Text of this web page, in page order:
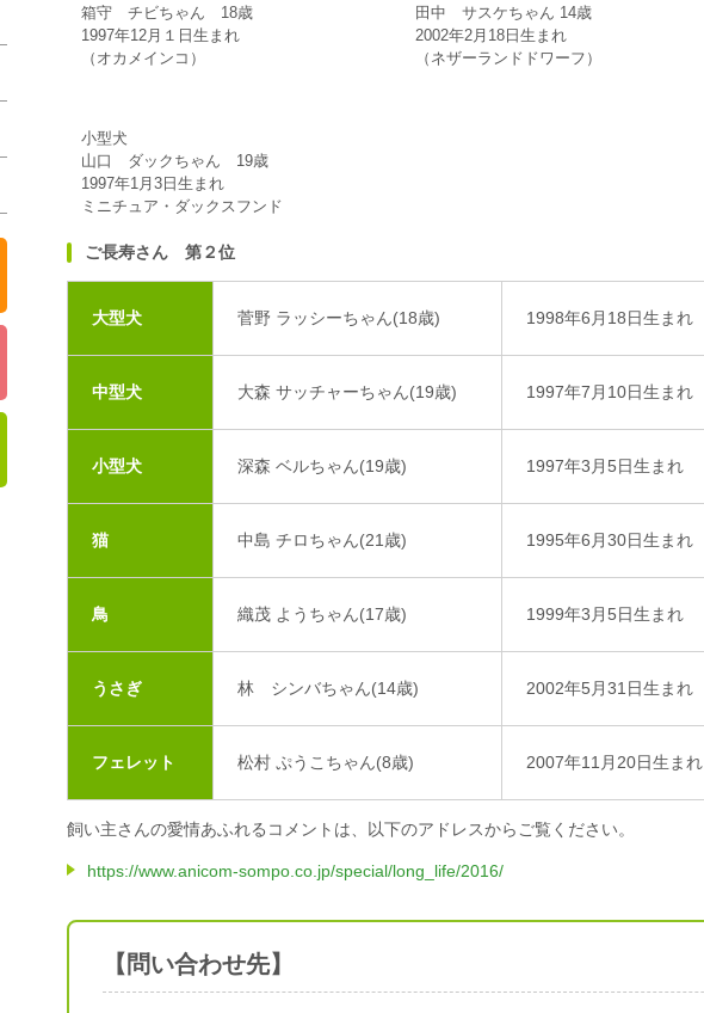
箱守 チビちゃん 18歳
1997年12月１日生まれ
（オカメインコ）
田中 サスケちゃん 14歳
2002年2月18日生まれ
（ネザーランドドワーフ）
小型犬
山口 ダックちゃん 19歳
1997年1月3日生まれ
ミニチュア・ダックスフンド
ご長寿さん 第２位
大型犬 菅野 ラッシーちゃん(18歳) 1998年6月18日生まれ
中型犬 大森 サッチャーちゃん(19歳) 1997年7月10日生まれ
小型犬 深森 ベルちゃん(19歳) 1997年3月5日生まれ
猫 中島 チロちゃん(21歳) 1995年6月30日生まれ
鳥 織茂 ようちゃん(17歳) 1999年3月5日生まれ
うさぎ 林 シンバちゃん(14歳) 2002年5月31日生まれ
フェレット 松村 ぷうこちゃん(8歳) 2007年11月20日生まれ
飼い主さんの愛情あふれるコメントは、以下のアドレスからご覧ください。
https://www.anicom-sompo.co.jp/special/long_life/2016/
【問い合わせ先】